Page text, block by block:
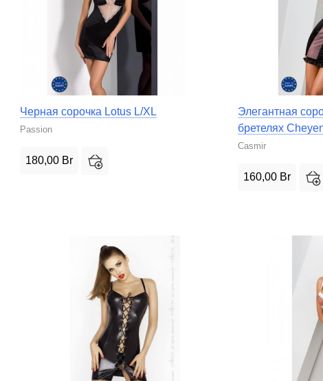
Черная сорочка Lotus L/XL
Passion
180,00 Br
Элегантная
бретеляx
Casmir
160,00 Br